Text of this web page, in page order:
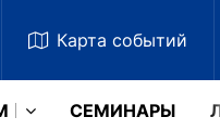
Карта событий
CЕМИНАРЫ